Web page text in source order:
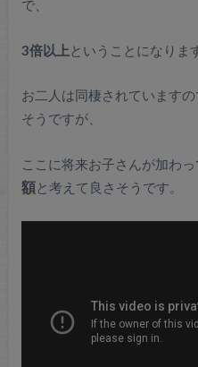
で、
3倍以上ということになりま
お二人は同棲されています
そうですが、
ここに将来お子さんが加わっ
額と考えて良さそうです。